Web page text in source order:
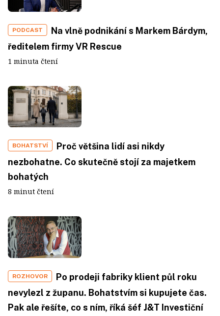
PODCAST
Na vlně podnikání s Markem Bárdym,
ředitelem firmy VR Rescue
1 minuta čtení
BOHATSTVÍ
Proč většina lidí asi nikdy
nezbohatne. Co skutečně stojí za majetkem
bohatých
8 minut čtení
ROZHOVOR
Po prodeji fabriky klient půl roku
nevylezl z županu. Bohatstvím si kupujete čas.
Pak ale řešíte, co s ním, říká šéf J&T Investiční